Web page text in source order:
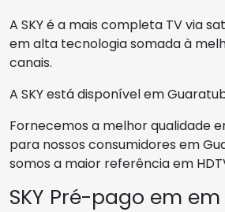
A SKY é a mais completa TV via
em alta tecnologia somada à
canais.
A SKY está disponível em
Fornecemos a melhor qualidade
para nossos consumidores em
somos a maior referência em
SKY Pré-pago em